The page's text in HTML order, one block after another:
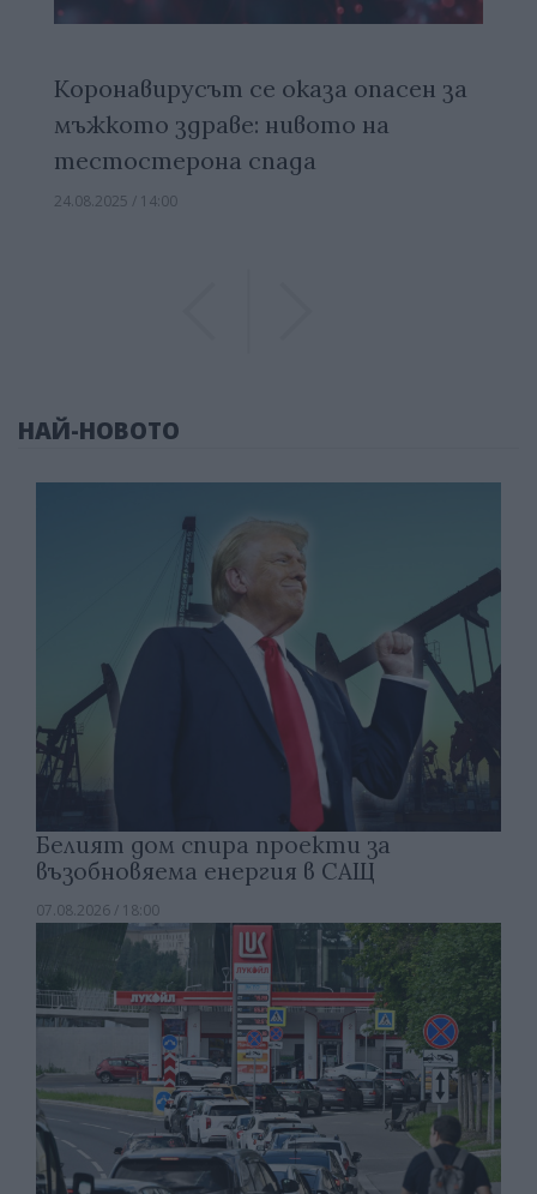
Коронавирусът се оказа опасен за
мъжкото здраве: нивото на
тестостерона спада
24.08.2025 / 14:00
НАЙ-НОВОТО
Белият дом спира проекти за
възобновяема енергия в САЩ
07.08.2026 / 18:00